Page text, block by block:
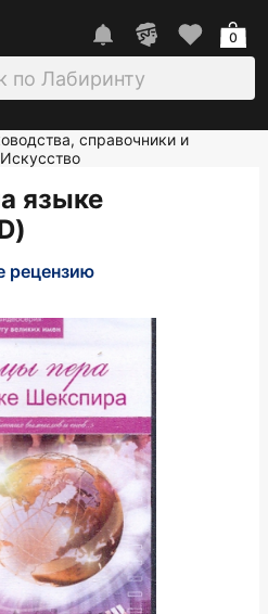
0
справочники и
языке
рецензию